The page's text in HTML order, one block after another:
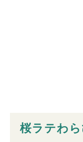
桜ラテわ